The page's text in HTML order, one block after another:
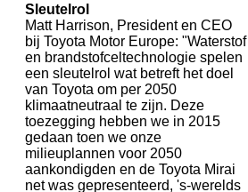
Sleutelrol
Matt Harrison, President en CEO
bij Toyota Motor Europe: "Waterstof
en brandstofceltechnologie spelen
een sleutelrol wat betreft het doel
van Toyota om per 2050
klimaatneutraal te zijn. Deze
toezegging hebben we in 2015
gedaan toen we onze
milieuplannen voor 2050
aankondigden en de Toyota Mirai
net was gepresenteerd, 's-werelds